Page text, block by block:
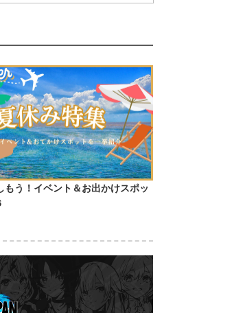
もう！イベント＆お出かけスポッ